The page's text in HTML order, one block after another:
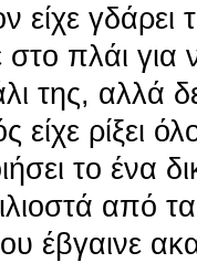
γδάρει
πλάι για
της, αλλά
είχε ρίξει
το ένα
από
έβγαινε